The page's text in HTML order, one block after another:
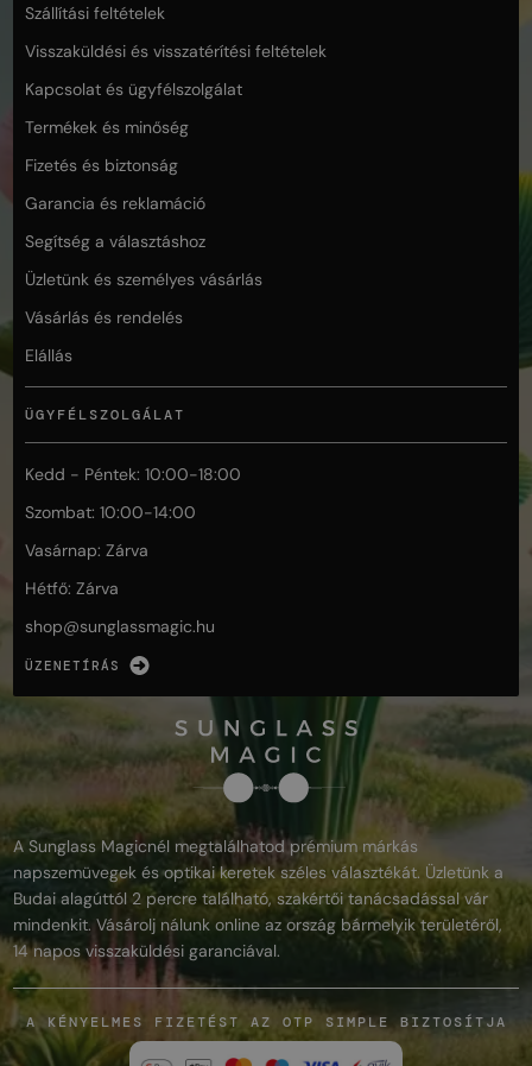
Szállítási feltételek
Visszaküldési és visszatérítési feltételek
Kapcsolat és ügyfélszolgálat
Termékek és minőség
Fizetés és biztonság
Garancia és reklamáció
Segítség a választáshoz
Üzletünk és személyes vásárlás
Vásárlás és rendelés
Elállás
ÜGYFÉLSZOLGÁLAT
Kedd - Péntek: 10:00-18:00
Szombat: 10:00-14:00
Vasárnap: Zárva
Hétfő: Zárva
shop@sunglassmagic.hu
ÜZENETÍRÁS
A Sunglass Magicnél megtalálhatod prémium márkás
napszemüvegek és optikai keretek széles választékát. Üzletünk a
Budai alagúttól 2 percre található, szakértői tanácsadással vár
mindenkit. Vásárolj nálunk online az ország bármelyik területéről,
14 napos visszaküldési garanciával.
A KÉNYELMES FIZETÉST AZ OTP SIMPLE BIZTOSÍTJA